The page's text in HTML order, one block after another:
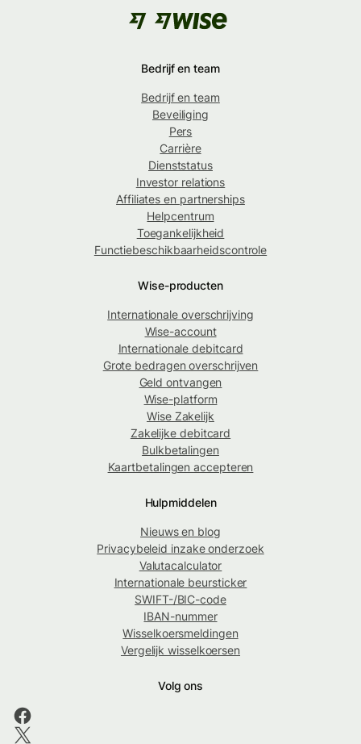
Bedrijf en team
Bedrijf en team
Beveiliging
Pers
Carrière
Dienststatus
Investor relations
Affiliates en partnerships
Helpcentrum
Toegankelijkheid
Functiebeschikbaarheidscontrole
Wise-producten
Internationale overschrijving
Wise-account
Internationale debitcard
Grote bedragen overschrijven
Geld ontvangen
Wise-platform
Wise Zakelijk
Zakelijke debitcard
Bulkbetalingen
Kaartbetalingen accepteren
Hulpmiddelen
Nieuws en blog
Privacybeleid inzake onderzoek
Valutacalculator
Internationale beursticker
SWIFT-/BIC-code
IBAN-nummer
Wisselkoersmeldingen
Vergelijk wisselkoersen
Volg ons